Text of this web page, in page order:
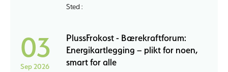
Sted :
03
Sep 2026
PlussFrokost - Bærekraftforum:
Energikartlegging – plikt for noen,
smart for alle